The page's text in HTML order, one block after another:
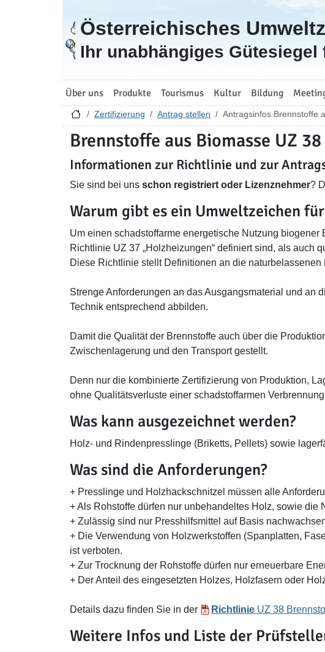
Zur Startseite
Österreichisches
Ihr unabhängiges
Über uns Produkte Tourismus Kultur Bildung
Zertifizierung Antrag stellen Antragsinfos Brennstoffe
Brennstoffe aus Biomasse UZ 38
Informationen zur Richtlinie und zur
Sie sind bei uns schon registriert oder Lizenznehmer?
Warum gibt es ein Umweltzeichen
Um einen schadstoffarme energetische Nutzung
Richtlinie UZ 37 „Holzheizungen“ definiert sind, als auch
Diese Richtlinie stellt Definitionen an die
Strenge Anforderungen an das Ausgangsmaterial und an
Technik entsprechend abbilden.
Damit die Qualität der Brennstoffe auch über die
Zwischenlagerung und den Transport gestellt.
Denn nur die kombinierte Zertifizierung von Produktion,
ohne Qualitätsverluste einer schadstoffarmen
Was kann ausgezeichnet werden?
Holz- und Rindenpresslinge (Briketts, Pellets) sowie
Was sind die Anforderungen?
+ Presslinge und Holzhackschnitzel müssen alle
+ Als Rohstoffe dürfen nur unbehandeltes Holz, sowie
+ Zulässig sind nur Presshilfsmittel auf Basis
+ Die Verwendung von Holzwerkstoffen (Spanplatten,
ist verboten.
+ Zur Trocknung der Rohstoffe dürfen nur erneuerbare
+ Der Anteil des eingesetzten Holzes, Holzfasern oder
Details dazu finden Sie in der Richtlinie UZ 38
Weitere Infos und Liste der